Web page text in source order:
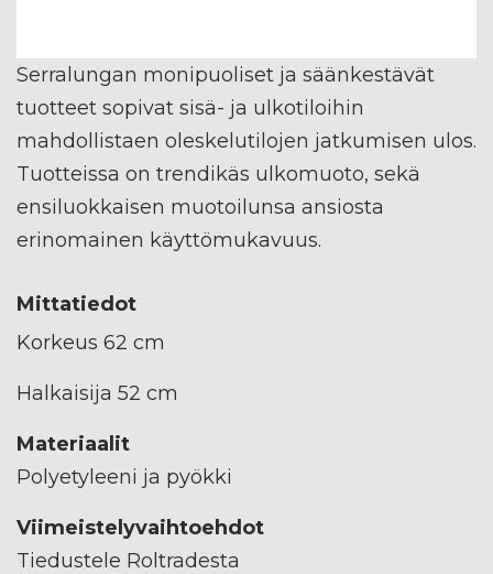
Serralungan monipuoliset ja säänkestävät
tuotteet sopivat sisä- ja ulkotiloihin
mahdollistaen oleskelutilojen jatkumisen ulos.
Tuotteissa on trendikäs ulkomuoto, sekä
ensiluokkaisen muotoilunsa ansiosta
erinomainen käyttömukavuus.
Mittatiedot
Korkeus 62 cm
Halkaisija 52 cm
Materiaalit
Polyetyleeni ja pyökki
Viimeistelyvaihtoehdot
Tiedustele Roltradesta